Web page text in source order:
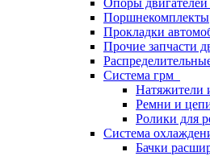
Опоры
Поршнекомплекты
Прокладки
Прочие запчасти
Система грм
Натяжители
Ремни и
Ролики для
Система
Бачки